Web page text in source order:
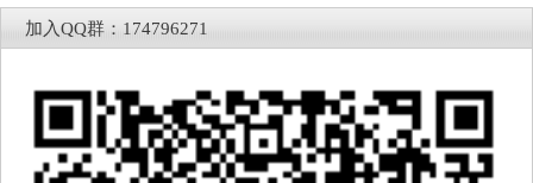
加入QQ群：174796271